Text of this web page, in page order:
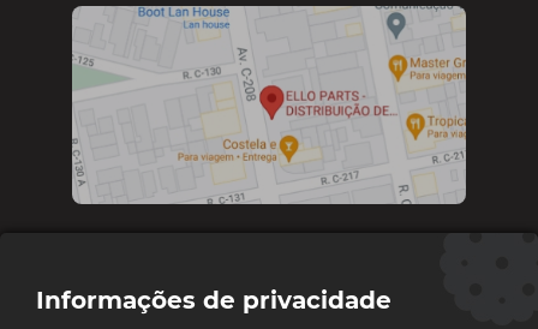
Diretoria e vendas: (62) 9 9693-4273
Informações de privacidade